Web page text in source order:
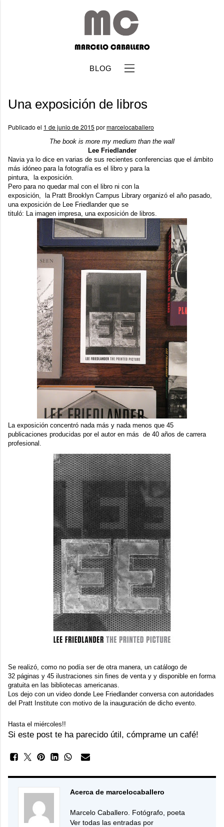
BLOG
Una exposición de libros
Publicado el 1 de junio de 2015 pormarcelocaballero
The book is more my medium than the wall
Lee Friedlander
Naviaya lo dice en varias de sus recientes conferencias que el ámbito
más idóneo para la fotografía es el libro y para la
pintura, la exposición.
Pero para no quedar mal con el libro ni con la
exposición, la Pratt Brooklyn Campus Library organizó el año pasado,
una exposición de Lee Friedlander que se
tituló: La imagen impresa, una exposición de libros.
La exposición concentró nada más y nada menos que 45
publicaciones producidas por el autor en más de 40 años de carrera
profesional.
Se realizó, como no podía ser de otra manera, un catálogo de
32 páginas y 45 ilustraciones sin fines de venta y y disponible en forma
gratuita en las bibliotecas americanas.
Los dejo con un video donde Lee Friedlander conversa con autoridades
del Pratt Institute con motivo de la inauguración de dicho evento.
Hasta el miércoles!!
Si este post te ha parecido útil, cómprame un café!
Acerca de marcelocaballero
Marcelo Caballero. Fotógrafo, poeta
Ver todas las entradas por